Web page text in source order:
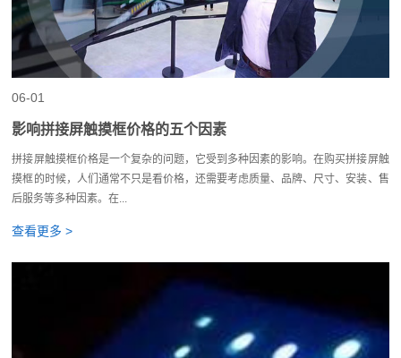
06-01
影响拼接屏触摸框价格的五个因素
拼接屏触摸框价格是一个复杂的问题，它受到多种因素的影响。在购买拼接屏触
摸框的时候，人们通常不只是看价格，还需要考虑质量、品牌、尺寸、安装、售
后服务等多种因素。在...
查看更多 >